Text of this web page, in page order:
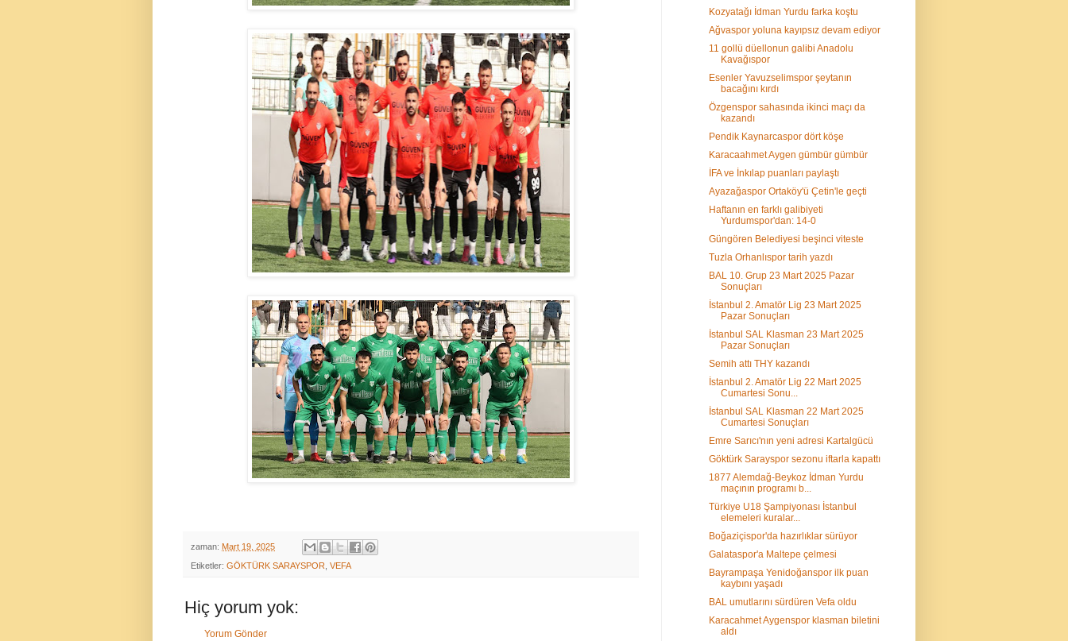
zaman: Mart 19, 2025
Etiketler: GÖKTÜRK SARAYSPOR, VEFA
Hiç yorum yok:
Yorum Gönder
Kozyatağı İdman Yurdu farka koştu
Ağvaspor yoluna kayıpsız devam ediyor
11 gollü düellonun galibi Anadolu
Kavağıspor
Esenler Yavuzselimspor şeytanın
bacağını kırdı
Özgenspor sahasında ikinci maçı da
kazandı
Pendik Kaynarcaspor dört köşe
Karacaahmet Aygen gümbür gümbür
İFA ve İnkılap puanları paylaştı
Ayazağaspor Ortaköy'ü Çetin'le geçti
Haftanın en farklı galibiyeti
Yurdumspor'dan: 14-0
Güngören Belediyesi beşinci viteste
Tuzla Orhanlıspor tarih yazdı
BAL 10. Grup 23 Mart 2025 Pazar
Sonuçları
İstanbul 2. Amatör Lig 23 Mart 2025
Pazar Sonuçları
İstanbul SAL Klasman 23 Mart 2025
Pazar Sonuçları
Semih attı THY kazandı
İstanbul 2. Amatör Lig 22 Mart 2025
Cumartesi Sonu...
İstanbul SAL Klasman 22 Mart 2025
Cumartesi Sonuçları
Emre Sarıcı'nın yeni adresi Kartalgücü
Göktürk Sarayspor sezonu iftarla kapattı
1877 Alemdağ-Beykoz İdman Yurdu
maçının programı b...
Türkiye U18 Şampiyonası İstanbul
elemeleri kuralar...
Boğaziçispor'da hazırlıklar sürüyor
Galataspor'a Maltepe çelmesi
Bayrampaşa Yenidoğanspor ilk puan
kaybını yaşadı
BAL umutlarını sürdüren Vefa oldu
Karacahmet Aygenspor klasman biletini
aldı